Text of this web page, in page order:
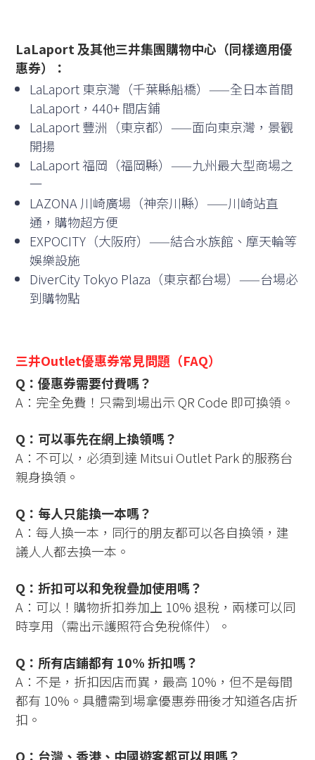
LaLaport 及其他三井集團購物中心（同樣適用優
惠券）：
LaLaport 東京灣（千葉縣船橋）——全日本首間
LaLaport，440+ 間店鋪
LaLaport 豐洲（東京都）——面向東京灣，景觀
開揚
LaLaport 福岡（福岡縣）——九州最大型商場之
一
LAZONA 川崎廣場（神奈川縣）——川崎站直
通，購物超方便
EXPOCITY（大阪府）——結合水族館、摩天輪等
娛樂設施
DiverCity Tokyo Plaza（東京都台場）——台場必
到購物點
三井Outlet優惠券常見問題（FAQ）
Q：優惠券需要付費嗎？
A：完全免費！只需到場出示 QR Code 即可換領。
Q：可以事先在網上換領嗎？
A：不可以，必須到達 Mitsui Outlet Park 的服務台
親身換領。
Q：每人只能換一本嗎？
A：每人換一本，同行的朋友都可以各自換領，建
議人人都去換一本。
Q：折扣可以和免稅疊加使用嗎？
A：可以！購物折扣券加上 10% 退稅，兩樣可以同
時享用（需出示護照符合免稅條件）。
Q：所有店鋪都有 10% 折扣嗎？
A：不是，折扣因店而異，最高 10%，但不是每間
都有 10%。具體需到場拿優惠券冊後才知道各店折
扣。
Q：台灣、香港、中國遊客都可以用嗎？